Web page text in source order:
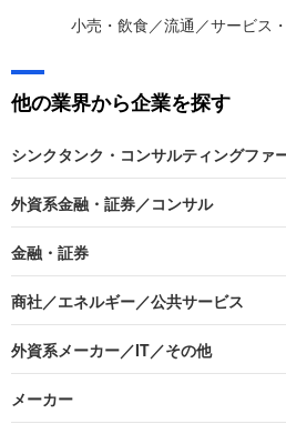
小売・飲食／流通／サービス
他の業界から企業を探す
シンクタンク・コンサルティングファ
外資系金融・証券／コンサル
金融・証券
商社／エネルギー／公共サービス
外資系メーカー／IT／その他
メーカー